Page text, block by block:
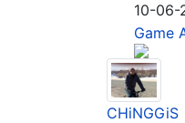
10-06-
Game
CHiNGGiS